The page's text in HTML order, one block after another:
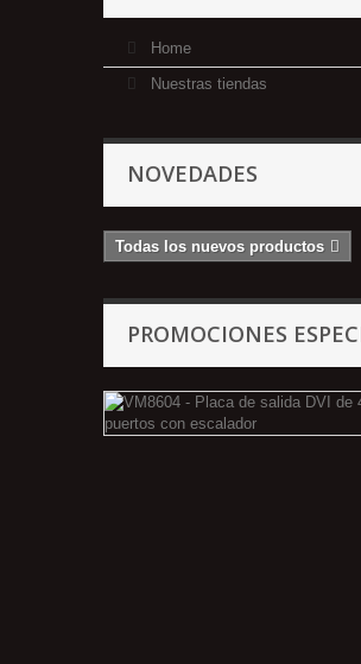
Home
Nuestras tiendas
NOVEDADES
Todas los nuevos productos
PROMOCIONES